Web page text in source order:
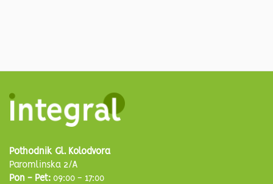
Pothodnik Gl. Kolodvora
Paromlinska 2/A
Pon - Pet: 09:00 - 17:00